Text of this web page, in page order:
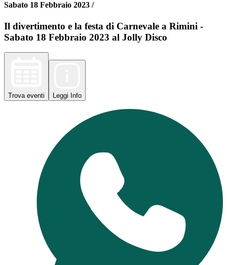
Sabato 18 Febbraio 2023 /
Il divertimento e la festa di Carnevale a Rimini -
Sabato 18 Febbraio 2023 al Jolly Disco
Trova eventi Leggi Info